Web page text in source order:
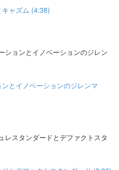
ャズム (4:38)
ョンとイノベーションのジレン
とイノベーションのジレンマ
スタンダードとデファクトスタ